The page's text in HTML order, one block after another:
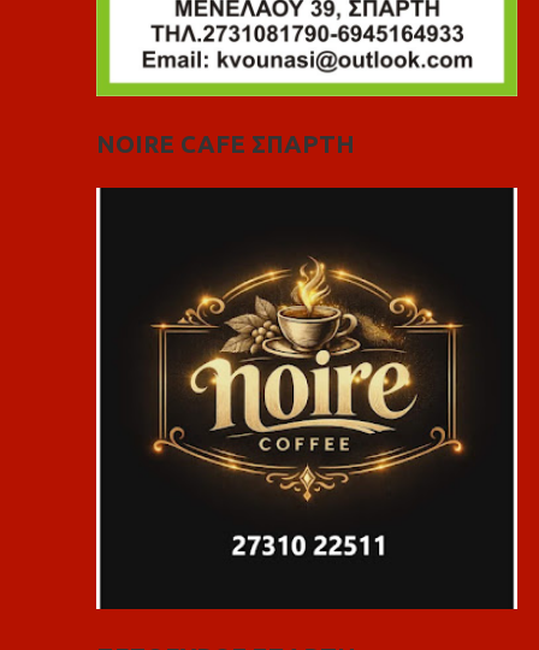
NOIRE CAFE ΣΠΑΡΤΗ